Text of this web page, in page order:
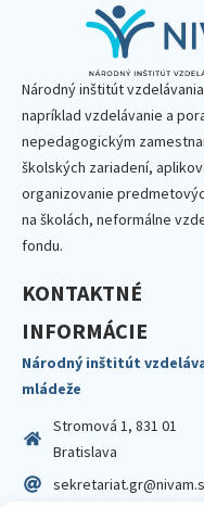
Národný inštitút
napríklad vzdelávanie a
nepedagogickým
školských zariadení,
organizovanie
na školách, neformálne
fondu.
KONTAKTNÉ
INFORMÁCIE
Národný inštitút
mládeže
Stromová 1, 831 01
Bratislava